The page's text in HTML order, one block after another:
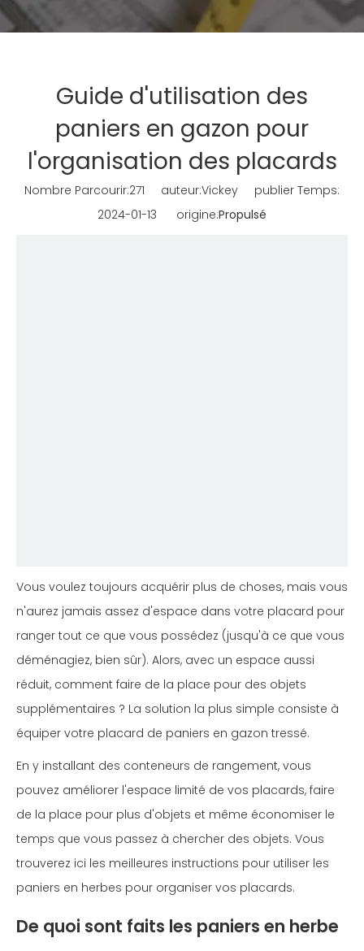
Guide d'utilisation des
paniers en gazon pour
l'organisation des placards
Nombre Parcourir:271 auteur:Vickey publier Temps:
2024-01-13 origine:Propulsé
Vous voulez toujours acquérir plus de choses, mais vous
n'aurez jamais assez d'espace dans votre placard pour
ranger tout ce que vous possédez (jusqu'à ce que vous
déménagiez, bien sûr). Alors, avec un espace aussi
réduit, comment faire de la place pour des objets
supplémentaires ? La solution la plus simple consiste à
équiper votre placard de paniers en gazon tressé.
En y installant des conteneurs de rangement, vous
pouvez améliorer l'espace limité de vos placards, faire
de la place pour plus d'objets et même économiser le
temps que vous passez à chercher des objets. Vous
trouverez ici les meilleures instructions pour utiliser les
paniers en herbes pour organiser vos placards.
De quoi sont faits les paniers en herbe